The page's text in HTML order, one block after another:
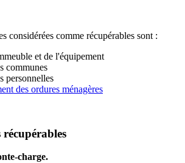
considérées comme récupérables sont :
et de l'équipement
communes
personnelles
des ordures ménagères
récupérables
charge.